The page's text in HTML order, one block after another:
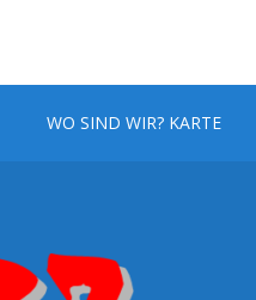
WO SIND WIR? KARTE